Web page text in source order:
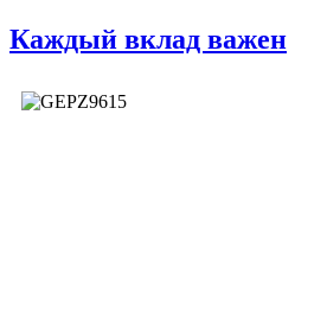
Каждый вклад важен